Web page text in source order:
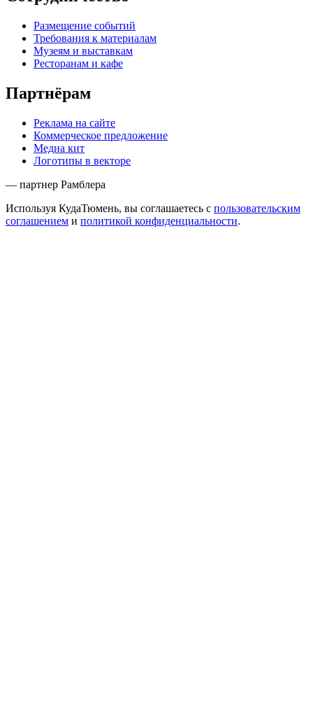
Размещение событий
Требования к материалам
Музеям и выставкам
Ресторанам и кафе
Партнёрам
Реклама на сайте
Коммерческое предложение
Медиа кит
Логотипы в векторе
— партнер Рамблера
Используя КудаТюмень, вы соглашаетесь с пользовательским
соглашением и политикой конфиденциальности.